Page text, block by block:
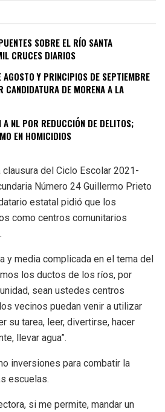
SOBRE EL RÍO SANTA
CRUCES DIARIOS
AGOSTO Y PRINCIPIOS DE SEPTIEMBRE
CANDIDATURA DE MORENA A LA
A NL POR REDUCCIÓN DE DELITOS;
EN HOMICIDIOS
del Ciclo Escolar 2021-
Número 24 Guillermo Prieto
estatal pidió que los
como centros comunitarios
y media complicada en el tema del
los ductos de los ríos, por
sean ustedes centros
vecinos puedan venir a utilizar
su tarea, leer, divertirse, hacer
llevar agua”.
inversiones para combatir la
escuelas.
si me permite, mandar un